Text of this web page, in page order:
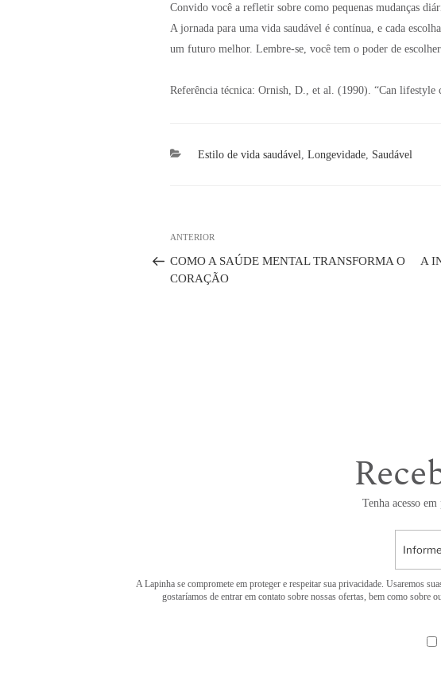
Convido você a refletir sobre como pequenas mudanças
A jornada para uma vida saudável é contínua, e cada
um futuro melhor. Lembre-se, você tem o poder de escolher
Referência técnica: Ornish, D., et al. (1990). “Can lifestyle
Categorias
Estilo de vida saudável Longevidade Saudável
de
Post
Post
anterior
ANTERIOR
COMO A SAÚDE MENTAL TRANSFORMA O
CORAÇÃO
A
Tenha acesso
A Lapinha se compromete em proteger e respeitar sua privacidade. Usaremos
gostaríamos de entrar em contato sobre nossas ofertas, bem como sobre